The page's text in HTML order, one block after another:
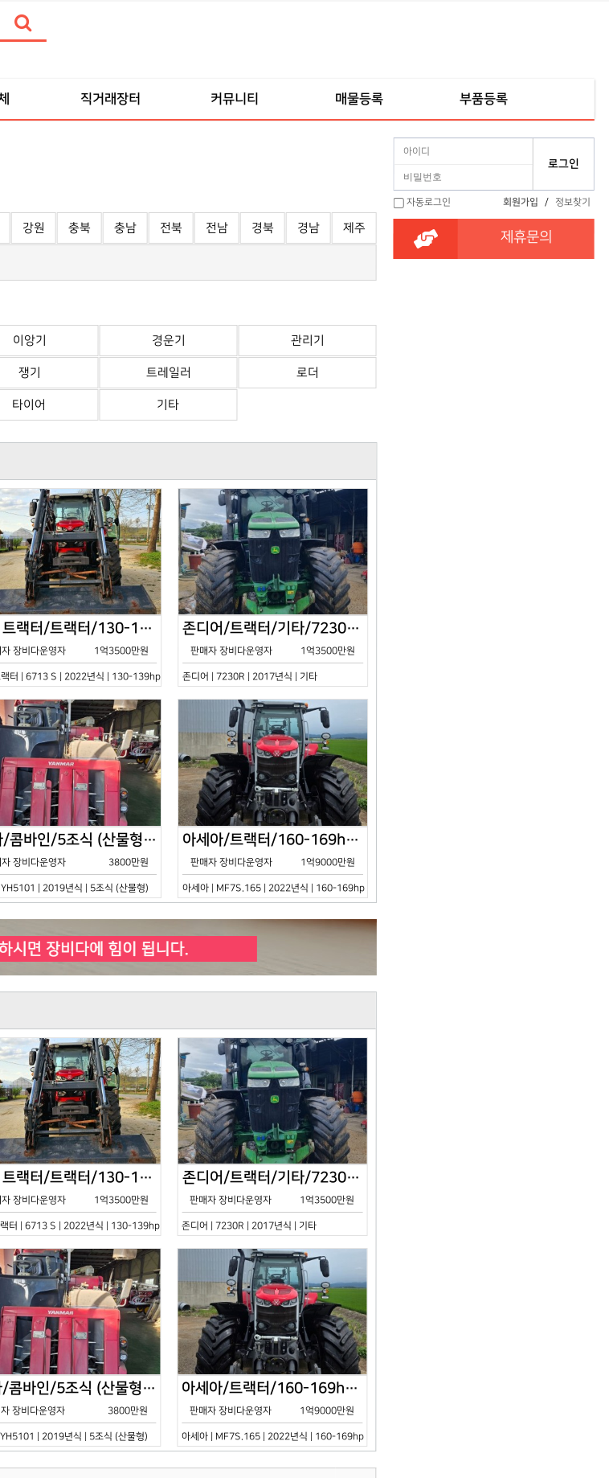
직거래장터 커뮤니티 매물등록 부품등록
강원 충북 충남 전북 전남 경북 경남 제주
이앙기 경운기 관리기
쟁기 트레일러 로더
타이어 기타
기타
MF 트랙터/트랙터/130-139hp/6713 S/2022년식
장비다운영자 1억3500만원
랙터 | 6713 S | 2022년식 | 130-139hp
존디어/트랙터/기타/7230R/2017년식
판매자 장비다운영자 1억3500만원
존디어 | 7230R | 2017년식 | 기타
얀마/콤바인/5조식 (산물형)/YH5101/2019년식
장비다운영자 3800만원
| 2019년식 | 5조식 (산물형)
아세아/트랙터/160-169hp/MF7S.165/2023년식
판매자 장비다운영자 1억9000만원
아세아 | MF7S.165 | 2022년식 | 160-169hp
타
MF 트랙터/트랙터/130-139hp/6713 S/2022년식
장비다운영자 1억3500만원
터 | 6713 S | 2022년식 | 130-139hp
존디어/트랙터/기타/7230R/2017년식
판매자 장비다운영자 1억3500만원
존디어 | 7230R | 2017년식 | 기타
얀마/콤바인/5조식 (산물형)/YH5101/2019년식
장비다운영자 3800만원
| 2019년식 | 5조식 (산물형)
아세아/트랙터/160-169hp/MF7S.165/2023년식
판매자 장비다운영자 1억9000만원
아세아 | MF7S.165 | 2022년식 | 160-169hp
자동로그인 회원가입 / 정보찾기
제휴문의